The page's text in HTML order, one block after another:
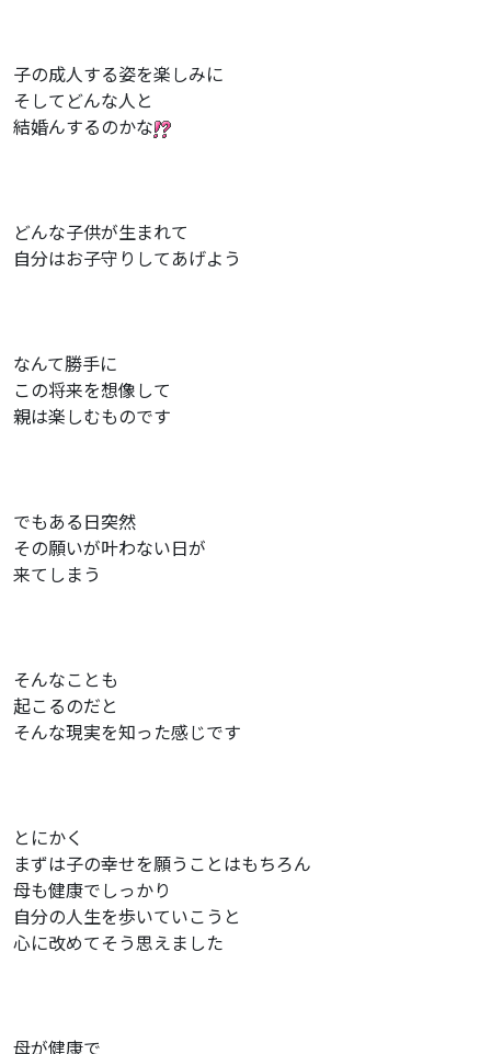
子の成人する姿を楽しみに
そしてどんな人と
結婚んするのかな
どんな子供が生まれて
自分はお子守りしてあげよう
なんて勝手に
この将来を想像して
親は楽しむものです
でもある日突然
その願いが叶わない日が
来てしまう
そんなことも
起こるのだと
そんな現実を知った感じです
とにかく
まずは子の幸せを願うことはもちろん
母も健康でしっかり
自分の人生を歩いていこうと
心に改めてそう思えました
母が健康で